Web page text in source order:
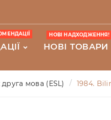
НОВІ ТОВАРИ
НОВІ НАДХОДЖЕННЯ!
друга мова (ESL) 1984.